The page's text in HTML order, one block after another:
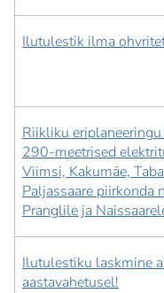
Ilutulestik ilma
Riikliku
290-meetrised
Viimsi, Kakumäe,
Paljassaare piirkonda
Pranglile ja
Ilutulestiku laskmine
aastavahetusel!